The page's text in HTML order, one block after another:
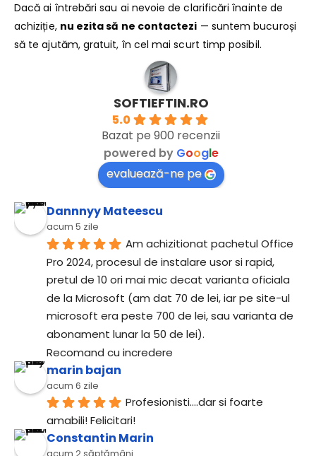
Dacă ai întrebări sau ai nevoie de clarificări înainte de
achiziție, nu ezita să ne contactezi — suntem bucuroși
să te ajutăm, gratuit, în cel mai scurt timp posibil.
SOFTIEFTIN.RO
5.0
Bazat pe 900 recenzii
powered by Google
evaluează-ne pe
Dannnyy Mateescu
acum 5 zile
Am achizitionat pachetul Office
Pro 2024, procesul de instalare usor si rapid,
pretul de 10 ori mai mic decat varianta oficiala
de la Microsoft (am dat 70 de lei, iar pe site-ul
microsoft era peste 700 de lei, sau varianta de
abonament lunar la 50 de lei).
Recomand cu incredere
marin bajan
acum 6 zile
Profesionisti....dar si foarte
amabili! Felicitari!
Constantin Marin